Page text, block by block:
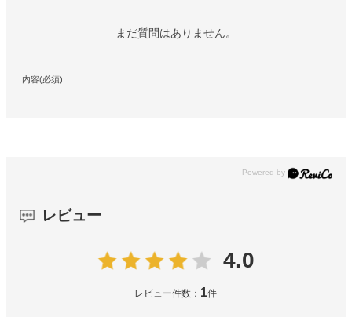
まだ質問はありません。
内容(必須)
レビュー
4.0
レビュー件数： 1件